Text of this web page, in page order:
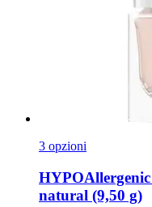
3 opzioni
HYPOAllergenic
natural (9,50 g)